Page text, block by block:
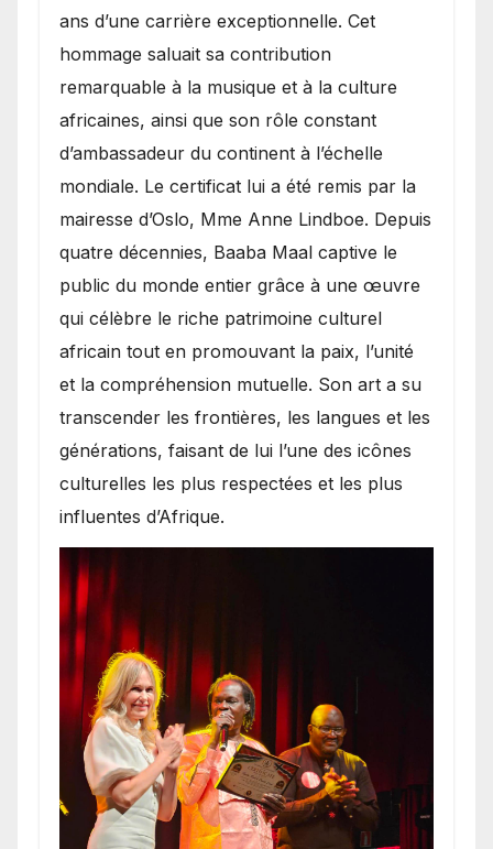
ans d’une carrière exceptionnelle. Cet
hommage saluait sa contribution
remarquable à la musique et à la culture
africaines, ainsi que son rôle constant
d’ambassadeur du continent à l’échelle
mondiale. Le certificat lui a été remis par la
mairesse d’Oslo, Mme Anne Lindboe. Depuis
quatre décennies, Baaba Maal captive le
public du monde entier grâce à une œuvre
qui célèbre le riche patrimoine culturel
africain tout en promouvant la paix, l’unité
et la compréhension mutuelle. Son art a su
transcender les frontières, les langues et les
générations, faisant de lui l’une des icônes
culturelles les plus respectées et les plus
influentes d’Afrique.